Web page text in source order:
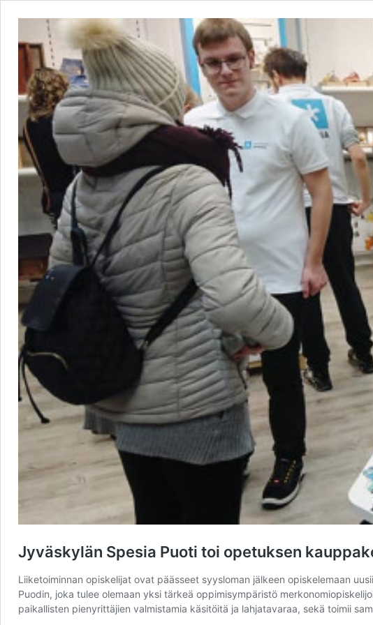
Jyväskylän Spesia Puoti toi opetuksen
Liiketoiminnan opiskelijat ovat päässeet syysloman jälkeen opiskelemaan
Puodin, joka tulee olemaan yksi tärkeä oppimisympäristö
paikallisten pienyrittäjien valmistamia käsitöitä ja lahjatavaraa, sekä toimii